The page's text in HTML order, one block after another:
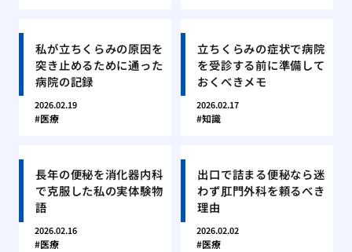
私が立ちくらみの原因を
突き止めるために通った
病院の記録
2026.02.19
医療
立ちくらみの症状で病院
を受診する前に準備して
おくべきメモ
2026.02.17
知識
長年の便秘を消化器内科
で克服した私の実体験物
語
2026.02.16
医療
出口で詰まる便秘なら迷
わず肛門外科を頼るべき
理由
2026.02.02
医療